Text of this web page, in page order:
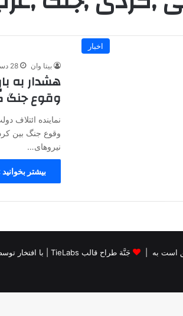
اخبار
بیتا وان 28 دسامبر 2015
هشدار به
وقوع جنگ
نماینده
وقوع جنگ بین
نیروهای…
بیشتر بخوانید
جَنَّة طراح قالب TieLabs | با افتخار